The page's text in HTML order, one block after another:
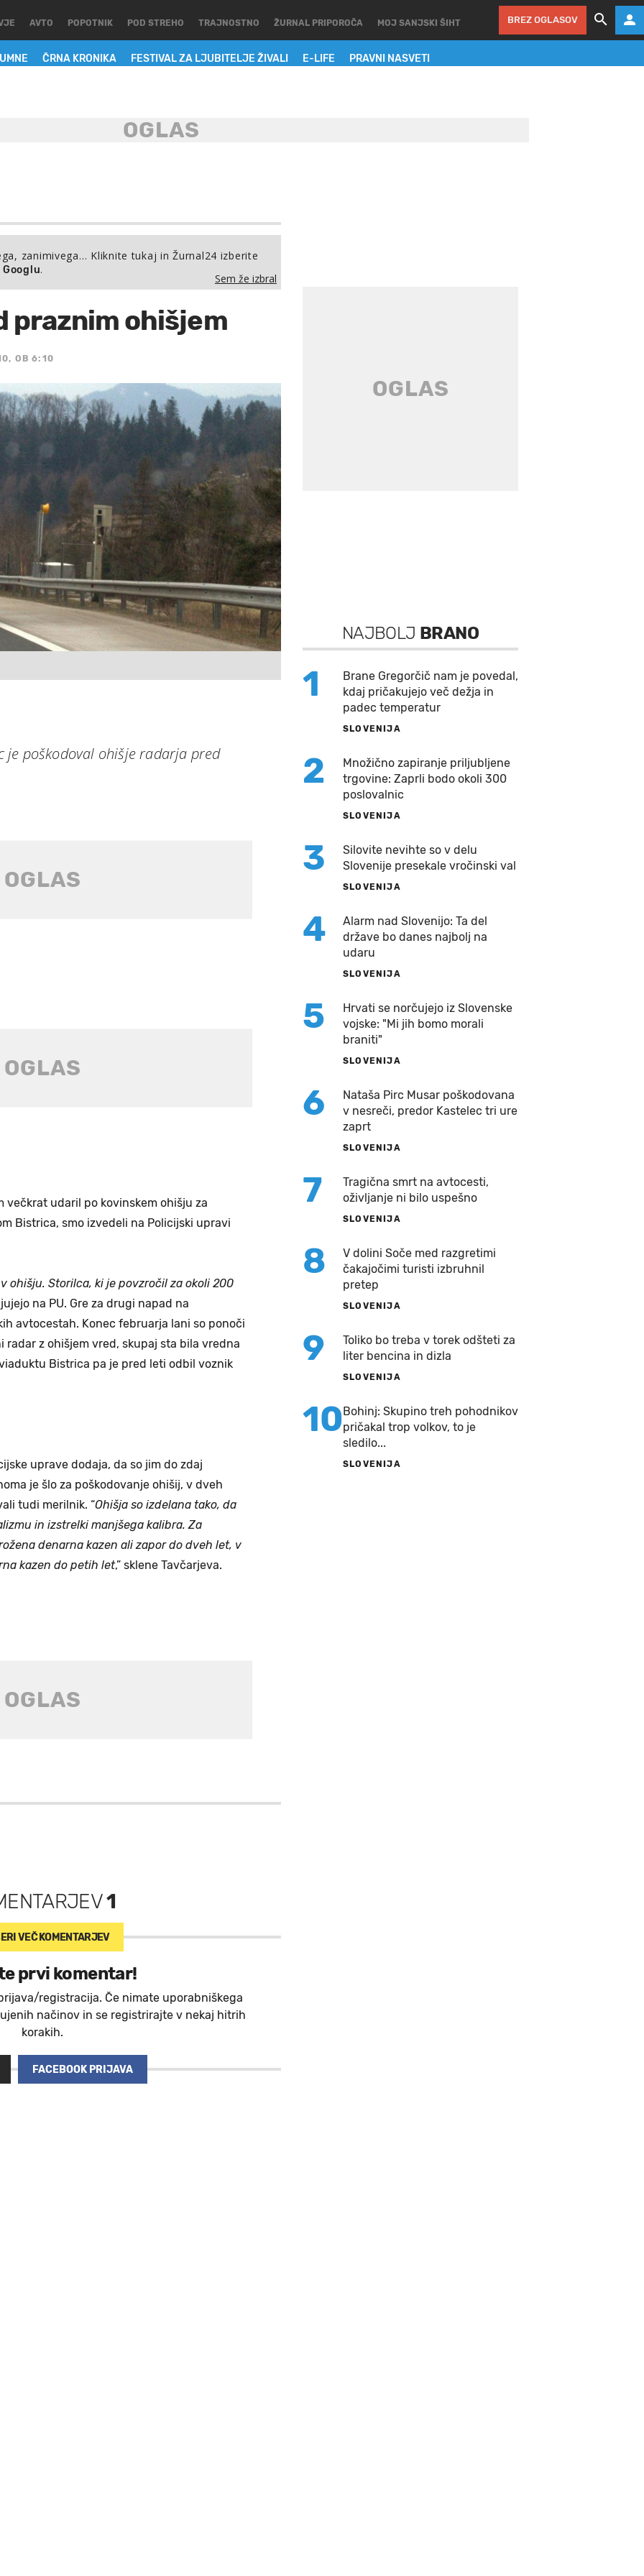
ČRNA KRONIKA FESTIVAL ZA LJUBITELJE ŽIVALI E-LIFE PRAVNI NASVETI
AVTO POPOTNIK POD STREHO TRAJNOSTNO ŽURNAL PRIPOROČA MOJ SANJSKI ŠIHT BREZ OGLASOV
zanimivega… Kliknite tukaj in Žurnal24 izberite
.
Sem že izbral
praznim ohišjem
OB 6:10
je poškodoval ohišje radarja pred
večkrat udaril po kovinskem ohišju za
Bistrica, smo izvedeli na Policijski upravi
ohišju. Storilca, ki je povzročil za okoli 200
na PU. Gre za drugi napad na
avtocestah. Konec februarja lani so ponoči
z ohišjem vred, skupaj sta bila vredna
Bistrica pa je pred leti odbil voznik
uprave dodaja, da so jim do zdaj
je šlo za poškodovanje ohišij, v dveh
tudi merilnik. “Ohišja so izdelana tako, da
in izstrelki manjšega kalibra. Za
denarna kazen ali zapor do dveh let, v
kazen do petih let,” sklene Tavčarjeva.
1
VEČ KOMENTARJEV
prvi komentar!
registracija. Če nimate uporabniškega
načinov in se registrirajte v nekaj hitrih
korakih.
FACEBOOK PRIJAVA
NAJBOLJ BRANO
1
Brane Gregorčič nam je povedal,
kdaj pričakujejo več dežja in
padec temperatur
SLOVENIJA
2
Množično zapiranje priljubljene
trgovine: Zaprli bodo okoli 300
poslovalnic
SLOVENIJA
3
Silovite nevihte so v delu
Slovenije presekale vročinski val
SLOVENIJA
4
Alarm nad Slovenijo: Ta del
države bo danes najbolj na
udaru
SLOVENIJA
5
Hrvati se norčujejo iz Slovenske
vojske: "Mi jih bomo morali
braniti"
SLOVENIJA
6
Nataša Pirc Musar poškodovana
v nesreči, predor Kastelec tri ure
zaprt
SLOVENIJA
7
Tragična smrt na avtocesti,
oživljanje ni bilo uspešno
SLOVENIJA
8
V dolini Soče med razgretimi
čakajočimi turisti izbruhnil
pretep
SLOVENIJA
9
Toliko bo treba v torek odšteti za
liter bencina in dizla
SLOVENIJA
10Bohinj: Skupino treh pohodnikov
pričakal trop volkov, to je
sledilo...
SLOVENIJA